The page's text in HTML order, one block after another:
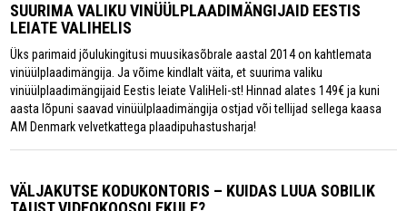
SUURIMA VALIKU VINÜÜLPLAADIMÄNGIJAID EESTIS
LEIATE VALIHELIS
Üks parimaid jõulukingitusi muusikasõbrale aastal 2014 on kahtlemata
vinüülplaadimängija. Ja võime kindlalt väita, et suurima valiku
vinüülplaadimängijaid Eestis leiate ValiHeli-st! Hinnad alates 149€ ja kuni
aasta lõpuni saavad vinüülplaadimängija ostjad või tellijad sellega kaasa
AM Denmark velvetkattega plaadipuhastusharja!
VÄLJAKUTSE KODUKONTORIS – KUIDAS LUUA SOBILIK